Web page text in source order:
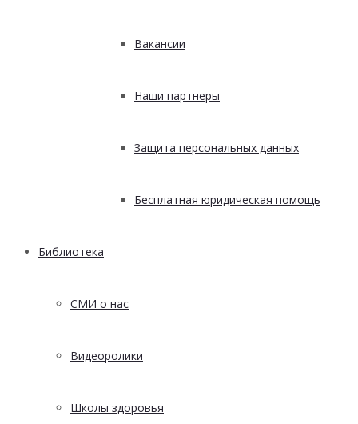
Вакансии
Наши партнеры
Защита персональных данных
Бесплатная юридическая помощь
Библиотека
СМИ о нас
Видеоролики
Школы здоровья